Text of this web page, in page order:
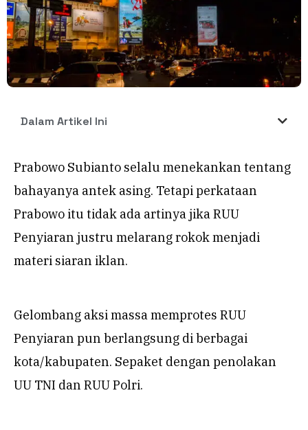
Dalam Artikel Ini
Prabowo Subianto selalu menekankan tentang
bahayanya antek asing. Tetapi perkataan
Prabowo itu tidak ada artinya jika RUU
Penyiaran justru melarang rokok menjadi
materi siaran iklan.
Gelombang aksi massa memprotes RUU
Penyiaran pun berlangsung di berbagai
kota/kabupaten. Sepaket dengan penolakan
UU TNI dan RUU Polri.